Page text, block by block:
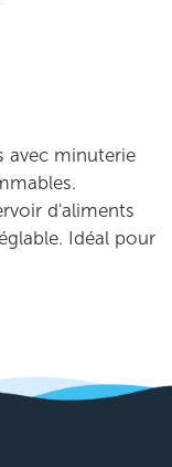
avec minuterie
d'aliments
Idéal pour